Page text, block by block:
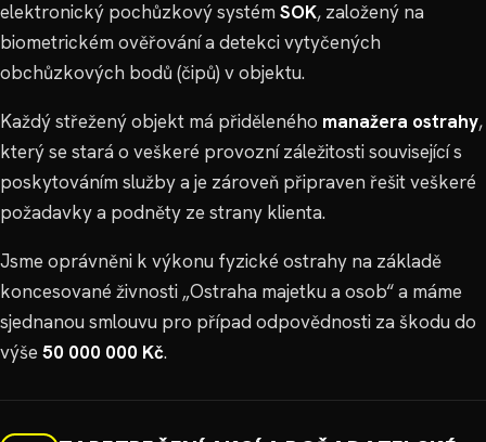
elektronický pochůzkový systém SOK, založený na
biometrickém ověřování a detekci vytyčených
obchůzkových bodů (čipů) v objektu.
Každý střežený objekt má přiděleného manažera ostrahy,
který se stará o veškeré provozní záležitosti související s
poskytováním služby a je zároveň připraven řešit veškeré
požadavky a podněty ze strany klienta.
Jsme oprávněni k výkonu fyzické ostrahy na základě
koncesované živnosti „Ostraha majetku a osob“ a máme
sjednanou smlouvu pro případ odpovědnosti za škodu do
výše 50 000 000 Kč.